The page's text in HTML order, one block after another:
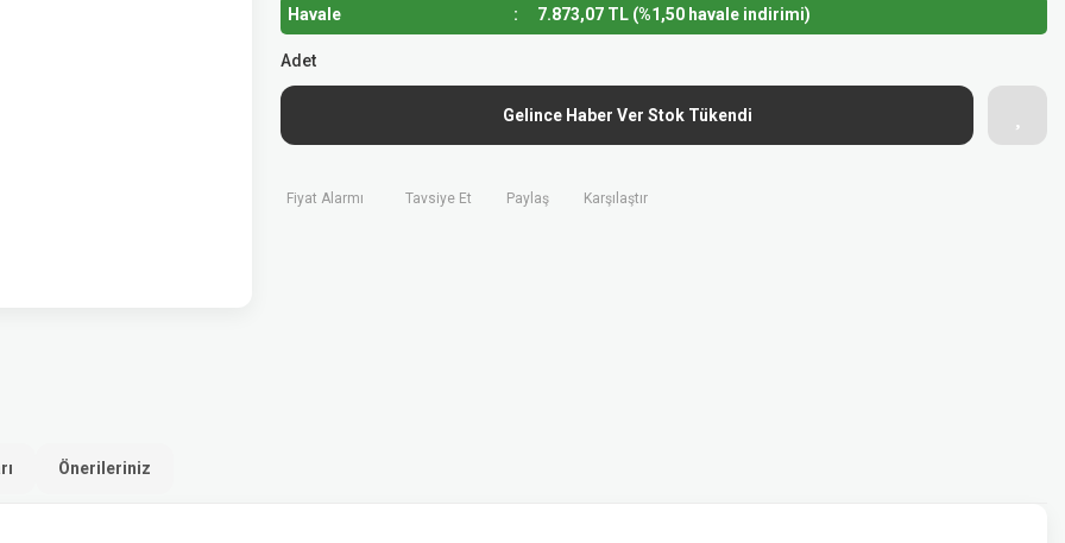
Havale 7.873,07 TL (%1,50 havale indirimi)
Adet
Gelince Haber Ver Stok Tükendi
Fiyat Alarmı Tavsiye Et Paylaş Karşılaştır
Önerileriniz